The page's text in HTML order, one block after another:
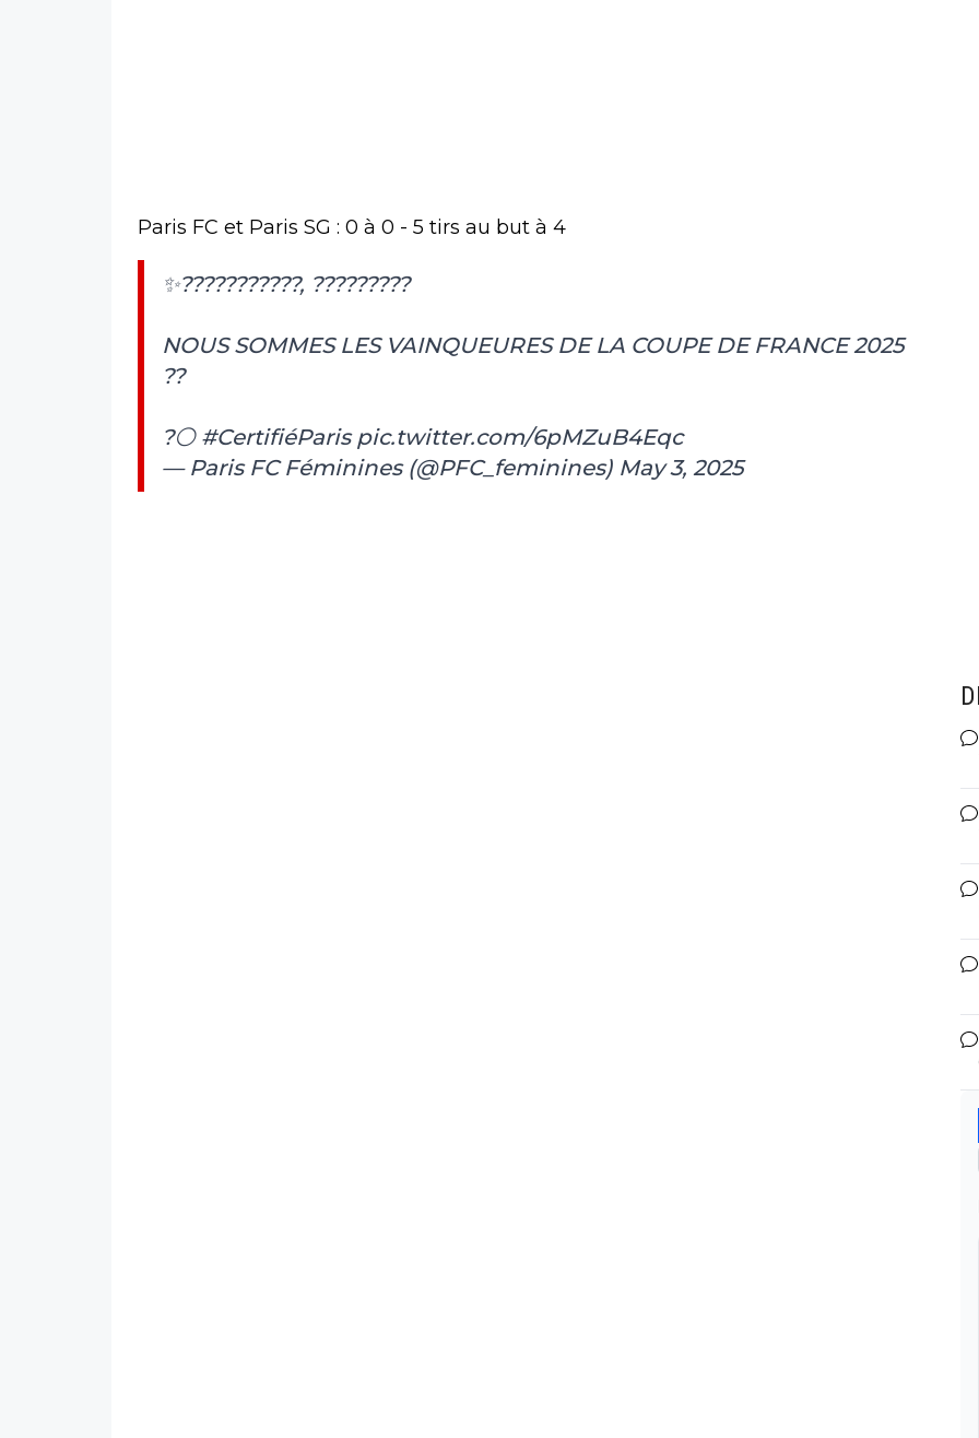
Paris FC et Paris SG : 0 à 0 - 5 tirs au but à 4
✨???????????, ?????????
NOUS SOMMES LES VAINQUEURES DE LA COUPE DE FRANCE 2025
??
?⚪️ #CertifiéParis pic.twitter.com/6pMZuB4Eqc
— Paris FC Féminines (@PFC_feminines) May 3, 2025